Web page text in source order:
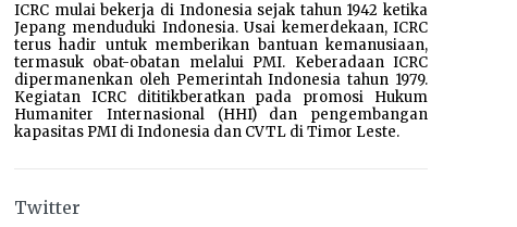
ICRC mulai bekerja di Indonesia sejak tahun 1942 ketika
Jepang menduduki Indonesia. Usai kemerdekaan, ICRC
terus hadir untuk memberikan bantuan kemanusiaan,
termasuk obat-obatan melalui PMI. Keberadaan ICRC
dipermanenkan oleh Pemerintah Indonesia tahun 1979.
Kegiatan ICRC dititikberatkan pada promosi Hukum
Humaniter Internasional (HHI) dan pengembangan
kapasitas PMI di Indonesia dan CVTL di Timor Leste.
Twitter